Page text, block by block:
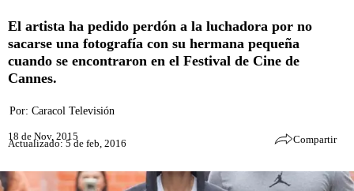
El artista ha pedido perdón a la luchadora por no
sacarse una fotografía con su hermana pequeña
cuando se encontraron en el Festival de Cine de
Cannes.
Por: Caracol Televisión
18 de Nov, 2015
Actualizado: 5 de feb, 2016 Compartir